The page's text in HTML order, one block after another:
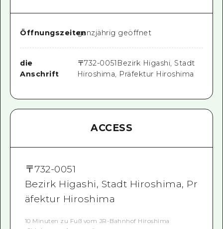
Öffnungszeitenganzjährig geöffnet
die
Anschrift
〒732-0051 Bezirk Higashi, Stadt
Hiroshima, Präfektur Hiroshima
ACCESS
〒732-0051
Bezirk Higashi, Stadt Hiroshima, Pr
äfektur Hiroshima
10 Minuten zu Fuß vom JR-Bahnhof Hiroshima